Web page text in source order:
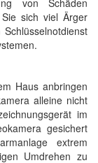
von Schäden
sich viel Ärger
Haus anbringen
alleine nicht
im
gesichert
extrem
Umdrehen zu